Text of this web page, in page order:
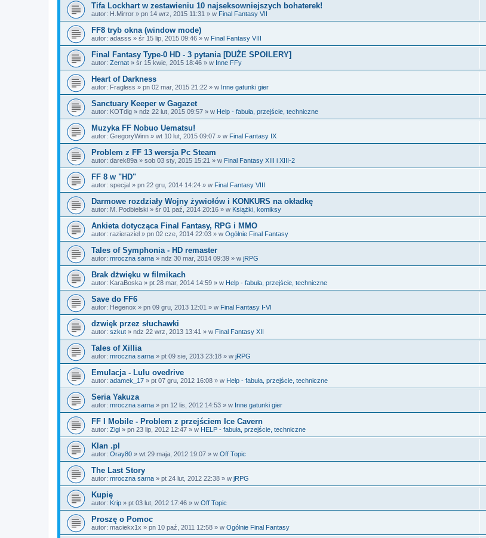
Tifa Lockhart w zestawieniu 10 najseksowniejszych bohaterek!
autor: H.Mirror » pn 14 wrz, 2015 11:31 » w Final Fantasy VII
FF8 tryb okna (window mode)
autor: adasss » śr 15 lip, 2015 09:46 » w Final Fantasy VIII
Final Fantasy Type-0 HD - 3 pytania [DUŻE SPOILERY]
autor: Zernat » śr 15 kwie, 2015 18:46 » w Inne FFy
Heart of Darkness
autor: Fragless » pn 02 mar, 2015 21:22 » w Inne gatunki gier
Sanctuary Keeper w Gagazet
autor: KOTdlg » ndz 22 lut, 2015 09:57 » w Help - fabuła, przejście, techniczne
Muzyka FF Nobuo Uematsu!
autor: GregoryWinn » wt 10 lut, 2015 09:07 » w Final Fantasy IX
Problem z FF 13 wersja Pc Steam
autor: darek89a » sob 03 sty, 2015 15:21 » w Final Fantasy XIII i XIII-2
FF 8 w "HD"
autor: specjal » pn 22 gru, 2014 14:24 » w Final Fantasy VIII
Darmowe rozdziały Wojny żywiołów i KONKURS na okładkę
autor: M. Podbielski » śr 01 paź, 2014 20:16 » w Książki, komiksy
Ankieta dotycząca Final Fantasy, RPG i MMO
autor: razieraziel » pn 02 cze, 2014 22:03 » w Ogólnie Final Fantasy
Tales of Symphonia - HD remaster
autor: mroczna sarna » ndz 30 mar, 2014 09:39 » w jRPG
Brak dżwięku w filmikach
autor: KaraBoska » pt 28 mar, 2014 14:59 » w Help - fabuła, przejście, techniczne
Save do FF6
autor: Hegenox » pn 09 gru, 2013 12:01 » w Final Fantasy I-VI
dzwięk przez słuchawki
autor: szkut » ndz 22 wrz, 2013 13:41 » w Final Fantasy XII
Tales of Xillia
autor: mroczna sarna » pt 09 sie, 2013 23:18 » w jRPG
Emulacja - Lulu ovedrive
autor: adamek_17 » pt 07 gru, 2012 16:08 » w Help - fabuła, przejście, techniczne
Seria Yakuza
autor: mroczna sarna » pn 12 lis, 2012 14:53 » w Inne gatunki gier
FF I Mobile - Problem z przejściem Ice Cavern
autor: Zigi » pn 23 lip, 2012 12:47 » w HELP - fabuła, przejście, techniczne
Klan .pl
autor: Oray80 » wt 29 maja, 2012 19:07 » w Off Topic
The Last Story
autor: mroczna sarna » pt 24 lut, 2012 22:38 » w jRPG
Kupię
autor: Krip » pt 03 lut, 2012 17:46 » w Off Topic
Proszę o Pomoc
autor: maciekx1x » pn 10 paź, 2011 12:58 » w Ogólnie Final Fantasy